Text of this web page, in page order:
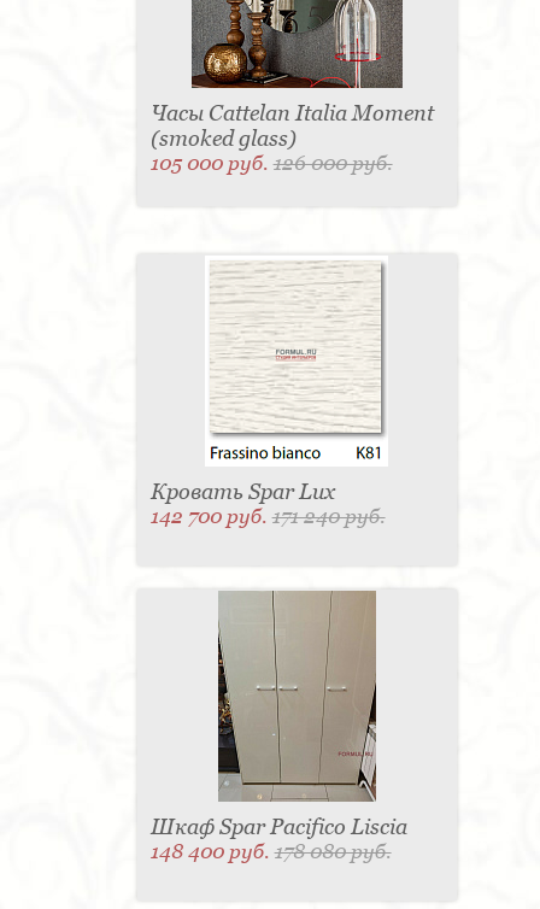
Часы Cattelan Italia Moment
(smoked glass)
105 000 руб.126 000 руб.
Кровать Spar Lux
142 700 руб.171 240 руб.
Шкаф Spar Pacifico Liscia
148 400 руб.178 080 руб.